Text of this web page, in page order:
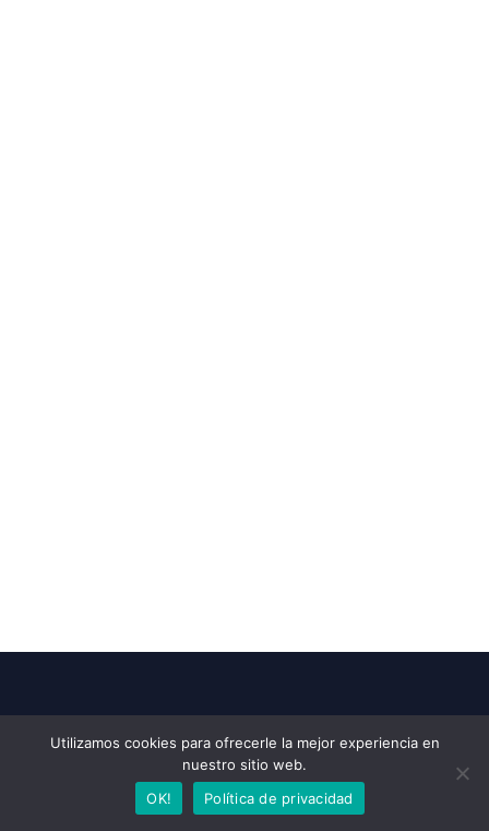
tilcaraonline
Portal Web de Noticias. Información de Jujuy,
Utilizamos cookies para ofrecerle la mejor experiencia en
nuestro sitio web.
OK!
Política de privacidad